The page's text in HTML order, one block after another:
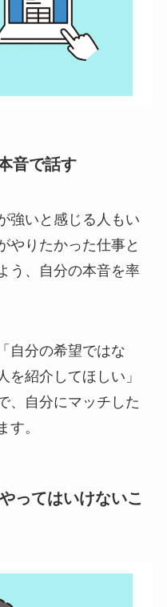
音で話す
強いと感じる人もい
やりたかった仕事と
う、自分の本音を率
自分の希望ではな
を紹介してほしい」
、自分にマッチした
す。
ってはいけないこ